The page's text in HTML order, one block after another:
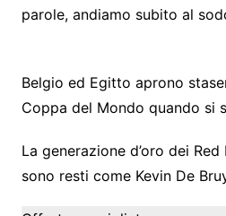
parole, andiamo subito al
Belgio ed Egitto aprono
Coppa del Mondo quando si
La generazione d’oro dei
sono resti come Kevin De